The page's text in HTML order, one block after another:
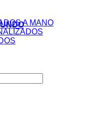
A MANO